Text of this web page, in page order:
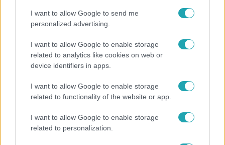
I want to allow Google to send me
personalized advertising.
I want to allow Google to enable storage
related to analytics like cookies on web or
device identifiers in apps.
I want to allow Google to enable storage
related to functionality of the website or app.
I want to allow Google to enable storage
related to personalization.